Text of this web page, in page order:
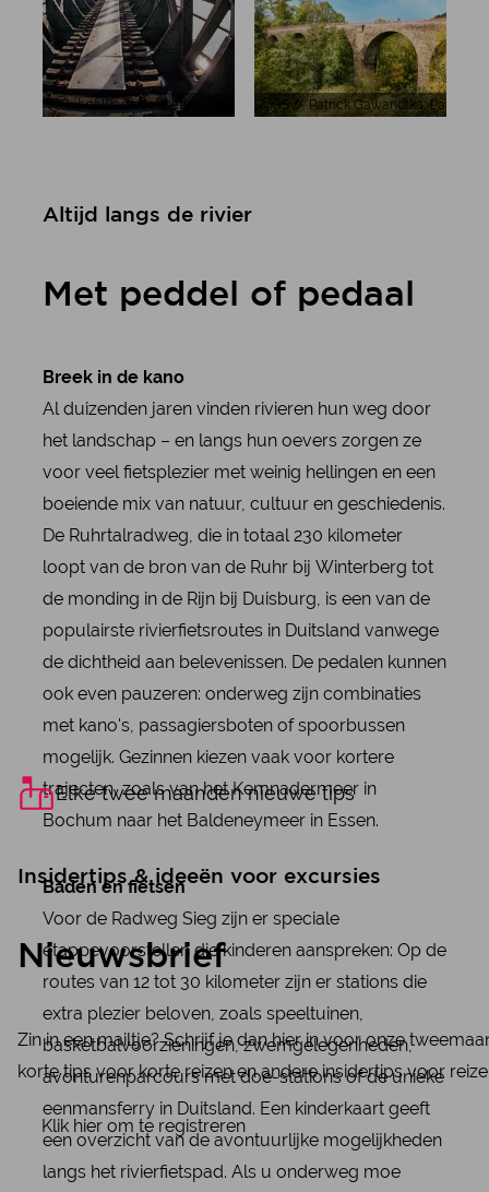
RuhrtalRadweg, Dennis Stratmann, Ruhrtal-fietsroute in Bochum,
BSW, Patrick Gawandtka,
Al­tijd langs de ri­vier
Met ped­del of pe­daal
Breek in de kano
Al duizenden jaren vinden rivieren hun weg door
het landschap – en langs hun oevers zorgen ze
voor veel fietsplezier met weinig hellingen en een
boeiende mix van natuur, cultuur en geschiedenis.
De Ruhrtalradweg, die in totaal 230 kilometer
loopt van de bron van de Ruhr bij Winterberg tot
de monding in de Rijn bij Duisburg, is een van de
populairste rivierfietsroutes in Duitsland vanwege
de dichtheid aan belevenissen. De pedalen kunnen
ook even pauzeren: onderweg zijn combinaties
met kano's, passagiersboten of spoorbussen
mogelijk. Gezinnen kiezen vaak voor kortere
trajecten, zoals van het Kemnadermeer in
Bochum naar het Baldeneymeer in Essen.
Baden en fietsen
Voor de Radweg Sieg zijn er speciale
etappevoorstellen die kinderen aanspreken: Op de
routes van 12 tot 30 kilometer zijn er stations die
extra plezier beloven, zoals speeltuinen,
basketbalvoorzieningen, zwemgelegenheden,
avonturenparcours met doe-stations of de unieke
eenmansferry in Duitsland. Een kinderkaart geeft
een overzicht van de avontuurlijke mogelijkheden
langs het rivierfietspad. Als u onderweg moe
Elke twee maanden nieuwe tips
Insidertips & ideeën voor excursies
Nieuwsbrief
Zin in een mailtje? Schrijf je dan hier in voor onze
korte tips voor korte reizen en andere insidertips voor
Klik hier om te registreren